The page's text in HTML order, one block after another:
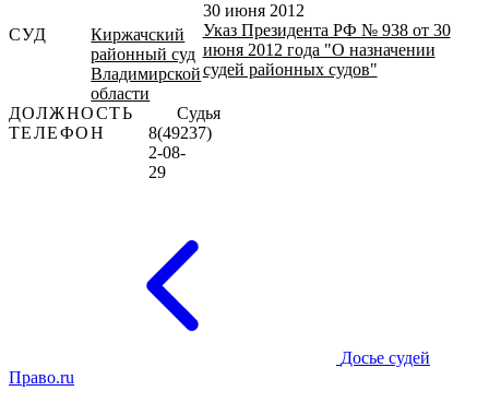
СУД
Киржачский
районный суд
Владимирской
области
ДОЛЖНОСТЬ
Судья
ТЕЛЕФОН
8(49237)
2-08-
29
30 июня 2012
Указ Президента РФ № 938 от 30
июня 2012 года "О назначении
судей районных судов"
Досье судей
Право.ru